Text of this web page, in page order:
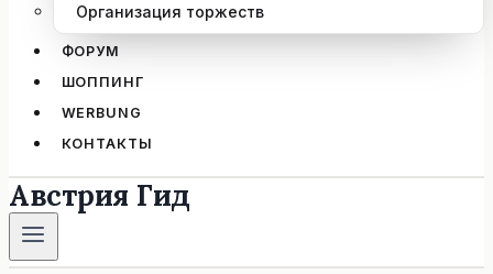
Организация торжеств
ФОРУМ
ШОППИНГ
WERBUNG
КОНТАКТЫ
Австрия Гид